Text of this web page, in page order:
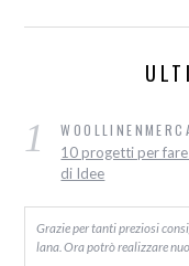
1
10 progetti per fare
di Idee
Grazie per tanti preziosi
lana. Ora potrò realizzare